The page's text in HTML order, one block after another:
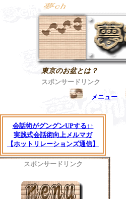
東京のお盆とは？
スポンサードリンク
メニュー
会話術がグングンUPする↑↑
実践式会話術向上メルマガ
【ホットリレーションズ通信】
スポンサードリンク